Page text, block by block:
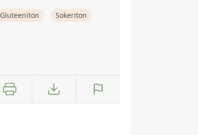
Gluteeniton
Sokeriton